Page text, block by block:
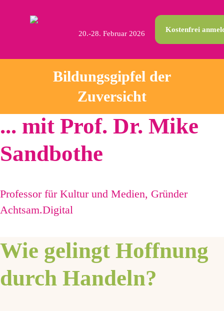
20.-28. Februar 2026 Kostenfrei
Bildungsgipfel der
Zuversicht
... mit Prof. Dr. Mike
Sandbothe
Professor für Kultur und Medien, Gründer
Achtsam.Digital
Wie gelingt Hoffnung
durch Handeln?